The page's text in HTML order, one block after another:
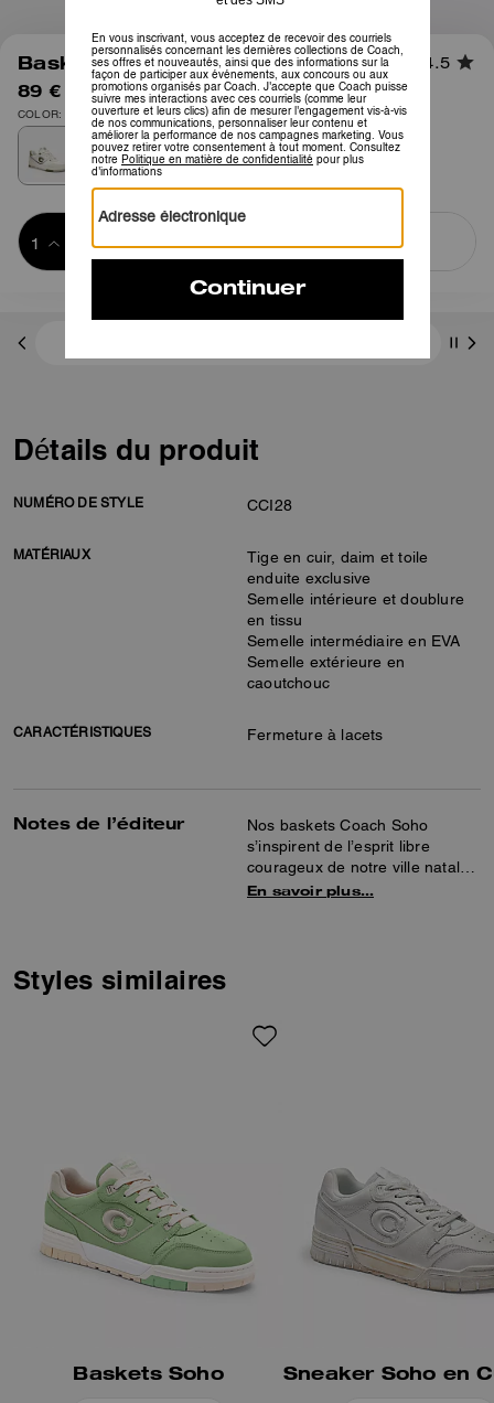
1/6
Baskets Soho 4.5
89 € 145 €
COLOR: Olive/Blanc optique
panier
ACHETER MAINTENANT
Détails du produit
NUMÉRO DE STYLE CCI28
MATÉRIAUX
Tige en cuir, daim et toile
enduite exclusive
Semelle intérieure et doublure
en tissu
Semelle intermédiaire en EVA
Semelle extérieure en
caoutchouc
CARACTÉRISTIQUES Fermeture à lacets
Notes de l’éditeur
Nos baskets Coach Soho
s’inspirent de l’esprit libre
courageux de notre ville natale
de New York et sont conçues
au moins 28 % de contenu
caoutchouc rainuré ornée d’une
carte de Manhattan.
En savoir plus…
Styles similaires
Baskets Soho